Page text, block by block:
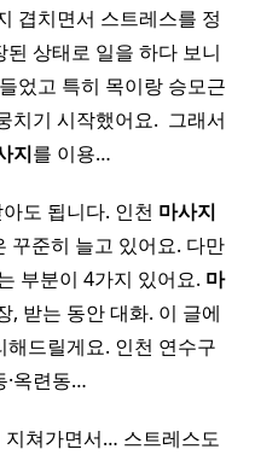
겹치면서 스트레스를 정
상태로 일을 하다 보니
었고 특히 목이랑 승모근
치기 시작했어요. ​ 그래서
지를 이용…
도 됩니다. 인천 마사지
꾸준히 늘고 있어요. 다만
부분이 4가지 있어요. 마
, 받는 동안 대화. 이 글에
드릴게요. 인천 연수구
·옥련동…
지쳐가면서… 스트레스도